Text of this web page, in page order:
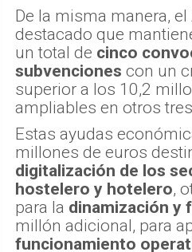
De la misma manera, el
destacado que
un total de cinco
subvenciones con un
superior a los 10,2
ampliables en otros
Estas ayudas
millones de euros
digitalización de los
hostelero y hotelero,
para la dinamización y
millón adicional, para
funcionamiento